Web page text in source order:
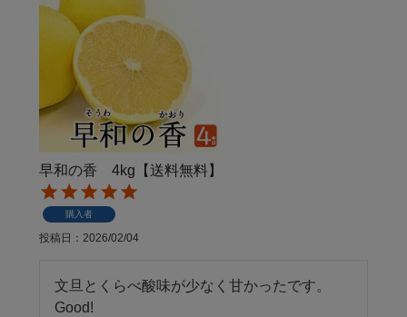
早和の香 4kg【送料無料】
購入者
投稿日 2026/02/04
文旦とくらべ酸味が少なく甘かったです。
Good!